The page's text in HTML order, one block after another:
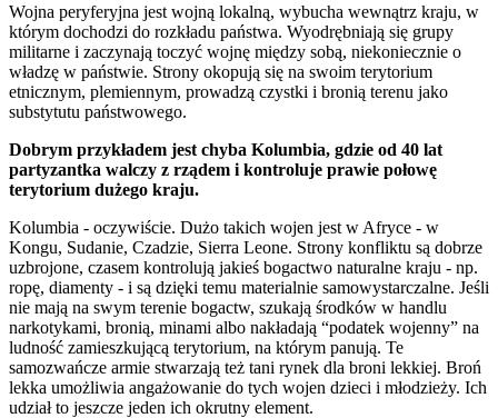
Wojna peryferyjna jest wojną lokalną, wybucha wewnątrz kraju, w
którym dochodzi do rozkładu państwa. Wyodrębniają się grupy
militarne i zaczynają toczyć wojnę między sobą, niekoniecznie o
władzę w państwie. Strony okopują się na swoim terytorium
etnicznym, plemiennym, prowadzą czystki i bronią terenu jako
substytutu państwowego.
Dobrym przykładem jest chyba Kolumbia, gdzie od 40 lat
partyzantka walczy z rządem i kontroluje prawie połowę
terytorium dużego kraju.
Kolumbia - oczywiście. Dużo takich wojen jest w Afryce - w
Kongu, Sudanie, Czadzie, Sierra Leone. Strony konfliktu są dobrze
uzbrojone, czasem kontrolują jakieś bogactwo naturalne kraju - np.
ropę, diamenty - i są dzięki temu materialnie samowystarczalne. Jeśli
nie mają na swym terenie bogactw, szukają środków w handlu
narkotykami, bronią, minami albo nakładają “podatek wojenny” na
ludność zamieszkującą terytorium, na którym panują. Te
samozwańcze armie stwarzają też tani rynek dla broni lekkiej. Broń
lekka umożliwia angażowanie do tych wojen dzieci i młodzieży. Ich
udział to jeszcze jeden ich okrutny element.